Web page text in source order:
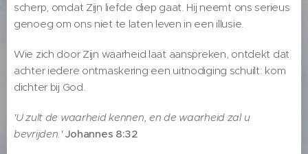
scherp, omdat Zijn liefde diep gaat. Hij neemt ons serieus
genoeg om ons niet te laten leven in een illusie.
Wie zich door Zijn waarheid laat aanspreken, ontdekt dat
achter iedere ontmaskering een uitnodiging schuilt: kom
dichter bij God.
'U zult de waarheid kennen, en de waarheid zal u
bevrijden.'Johannes 8:32